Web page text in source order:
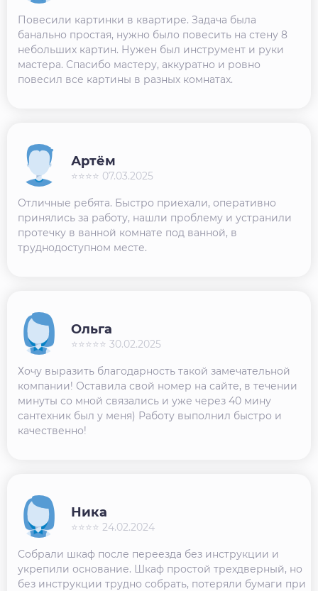
Повесили картинки в квартире. Задача была
банально простая, нужно было повесить на стену 8
небольших картин. Нужен был инструмент и руки
мастера. Спасибо мастеру, аккуратно и ровно
повесил все картины в разных комнатах.
Отличные ребята. Быстро приехали, оперативно
принялись за работу, нашли проблему и устранили
протечку в ванной комнате под ванной, в
труднодоступном месте.
Артём
⭐⭐⭐⭐ 07.03.2025
Хочу выразить благодарность такой замечательной
компании! Оставила свой номер на сайте, в течении
минуты со мной связались и уже через 40 мину
сантехник был у меня) Работу выполнил быстро и
качественно!
Ольга
⭐⭐⭐⭐⭐ 30.02.2025
Собрали шкаф после переезда без инструкции и
укрепили основание. Шкаф простой трехдверный, но
без инструкции трудно собрать, потеряли бумаги при
Ника
⭐⭐⭐⭐ 24.02.2024